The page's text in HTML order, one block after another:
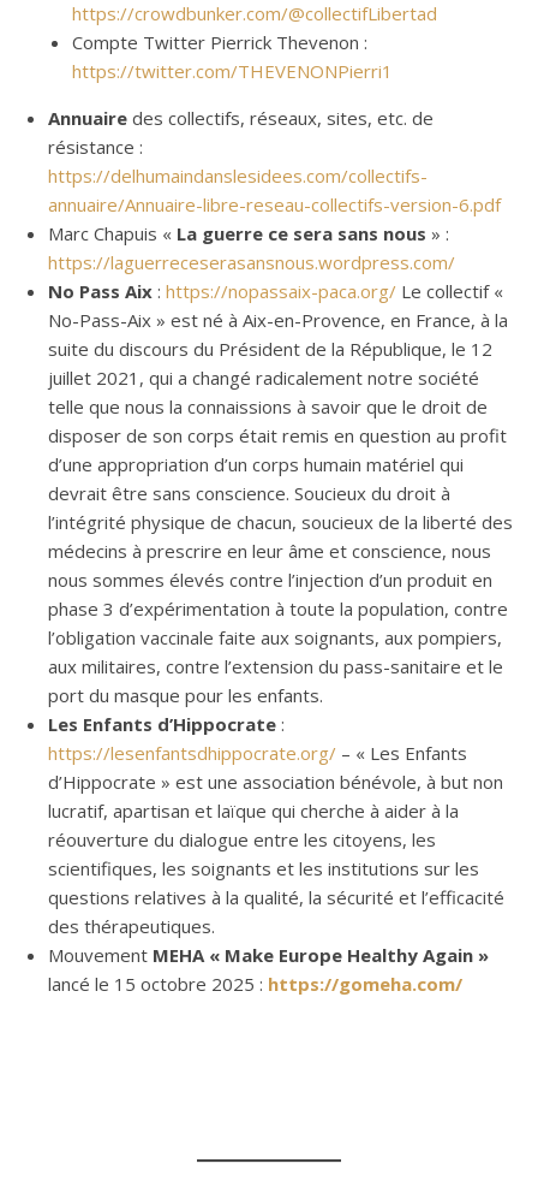
https://crowdbunker.com/@collectifLibertad
Compte Twitter Pierrick Thevenon :
https://twitter.com/THEVENONPierri1
Annuaire des collectifs, réseaux, sites, etc. de
résistance :
https://delhumaindanslesidees.com/collectifs-
annuaire/Annuaire-libre-reseau-collectifs-version-6.pdf
Marc Chapuis « La guerre ce sera sans nous » :
https://laguerreceserasansnous.wordpress.com/
No Pass Aix : https://nopassaix-paca.org/ Le collectif «
No-Pass-Aix » est né à Aix-en-Provence, en France, à la
suite du discours du Président de la République, le 12
juillet 2021, qui a changé radicalement notre société
telle que nous la connaissions à savoir que le droit de
disposer de son corps était remis en question au profit
d’une appropriation d’un corps humain matériel qui
devrait être sans conscience. Soucieux du droit à
l’intégrité physique de chacun, soucieux de la liberté des
médecins à prescrire en leur âme et conscience, nous
nous sommes élevés contre l’injection d’un produit en
phase 3 d’expérimentation à toute la population, contre
l’obligation vaccinale faite aux soignants, aux pompiers,
aux militaires, contre l’extension du pass-sanitaire et le
port du masque pour les enfants.
Les Enfants d’Hippocrate :
https://lesenfantsdhippocrate.org/ – « Les Enfants
d’Hippocrate » est une association bénévole, à but non
lucratif, apartisan et laïque qui cherche à aider à la
réouverture du dialogue entre les citoyens, les
scientifiques, les soignants et les institutions sur les
questions relatives à la qualité, la sécurité et l’efficacité
des thérapeutiques.
Mouvement MEHA « Make Europe Healthy Again »
lancé le 15 octobre 2025 : https://gomeha.com/